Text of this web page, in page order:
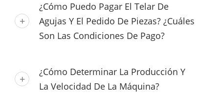
¿Cómo Puedo Pagar El Telar De
Agujas Y El Pedido De Piezas? ¿Cuáles
Son Las Condiciones De Pago?
¿Cómo Determinar La Producción Y
La Velocidad De La Máquina?